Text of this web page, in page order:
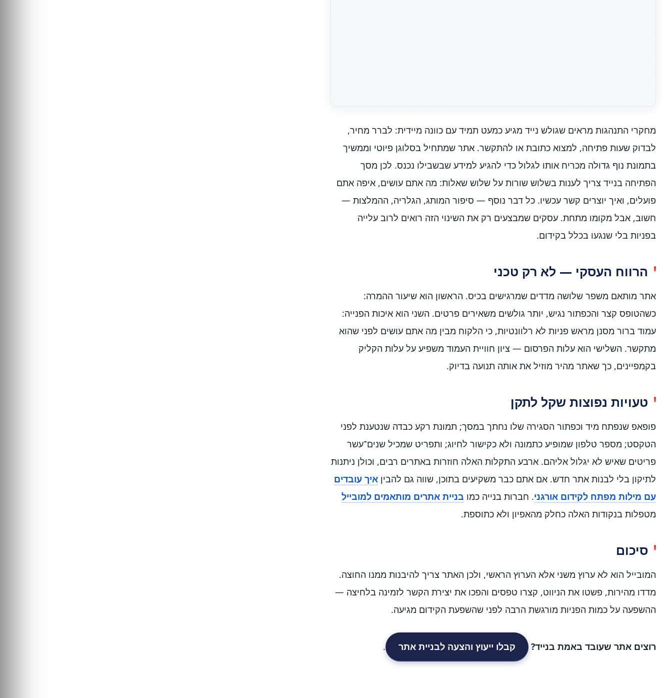
מחקרי התנהגות מראים שגולש נייד מגיע כמעט תמיד עם כוונה מיידית: לברר מחיר,
לבדוק שעות פתיחה, למצוא כתובת או להתקשר. אתר שמתחיל בסלוגן פיוטי וממשיך
בתמונת נוף גדולה מכריח אותו לגלול כדי להגיע למידע שבשבילו נכנס. לכן מסך
הפתיחה בנייד צריך לענות בשלוש שורות על שלוש שאלות: מה אתם עושים, איפה אתם
פועלים, ואיך יוצרים קשר עכשיו. כל דבר נוסף — סיפור המותג, הגלריה, ההמלצות —
חשוב, אבל מקומו מתחת. עסקים שמבצעים רק את השינוי הזה רואים לרוב עלייה
בפניות בלי שנגעו בכלל בקידום.
הרווח העסקי — לא רק טכני
אתר מותאם משפר שלושה מדדים שמרגישים בכיס. הראשון הוא שיעור ההמרה:
כשהטופס קצר והכפתור נגיש, יותר גולשים משאירים פרטים. השני הוא איכות הפנייה:
עמוד ברור מסנן מראש פניות לא רלוונטיות, כי הלקוח מבין מה אתם עושים לפני שהוא
מתקשר. השלישי הוא עלות הפרסום — ציון חוויית העמוד משפיע על עלות הקליק
בקמפיינים, כך שאתר מהיר מוזיל את אותה תנועה בדיוק.
טעויות נפוצות שקל לתקן
פופאפ שנפתח מיד וכפתור הסגירה שלו נחתך במסך; תמונת רקע כבדה שנטענת לפני
הטקסט; מספר טלפון שמופיע כתמונה ולא כקישור לחיוג; ותפריט שמכיל שנים־עשר
פריטים שאיש לא יגלול אליהם. ארבע התקלות האלה חוזרות באתרים רבים, וכולן ניתנות
לתיקון בלי לבנות אתר חדש. אם אתם כבר משקיעים בתוכן, שווה גם להבין איך עובדים
עם מילות מפתח לקידום אורגני. חברות בנייה כמו בניית אתרים מותאמים למובייל
מטפלות בנקודות האלה כחלק מהאפיון ולא כתוספת.
סיכום
המובייל הוא לא ערוץ משני אלא הערוץ הראשי, ולכן האתר צריך להיבנות ממנו החוצה.
מדדו מהירות, פשטו את הניווט, קצרו טפסים והפכו את יצירת הקשר לזמינה בלחיצה —
ההשפעה על כמות הפניות מורגשת הרבה לפני שהשפעת הקידום מגיעה.
רוצים אתר שעובד באמת בנייד? קבלו ייעוץ והצעה לבניית אתר .